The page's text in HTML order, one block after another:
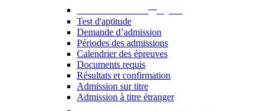
Test d'aptitude
Demande d’admission
Périodes des admissions
Calendrier des épreuves
Documents requis
Résultats et confirmation
Admission sur titre
Admission à titre étranger